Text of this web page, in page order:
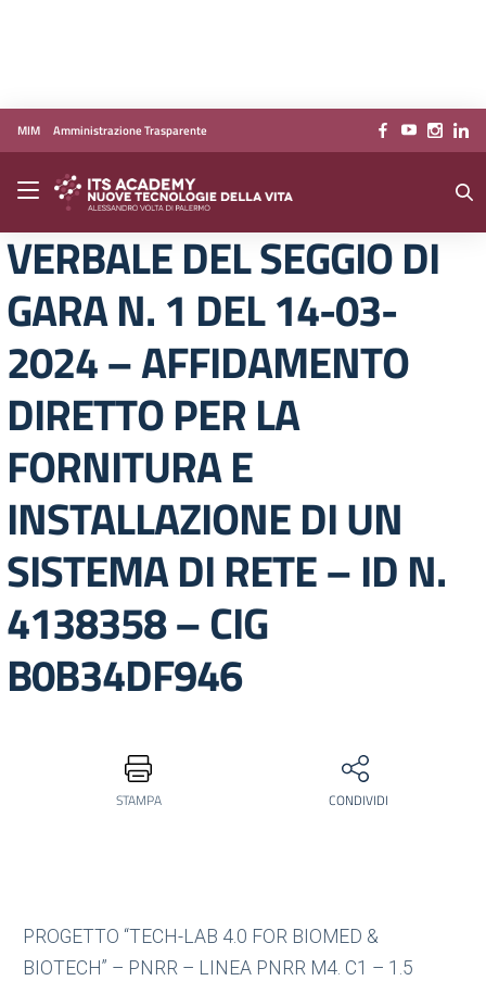
Vai ai contenuti
Vai al menu di navigazione
Vai al footer
MIM Amministrazione Trasparente
VERBALE DEL SEGGIO DI
GARA N. 1 DEL 14-03-
2024 – AFFIDAMENTO
DIRETTO PER LA
FORNITURA E
INSTALLAZIONE DI UN
SISTEMA DI RETE – ID N.
4138358 – CIG
B0B34DF946
STAMPA CONDIVIDI
PROGETTO “TECH-LAB 4.0 FOR BIOMED &
BIOTECH” – PNRR – LINEA PNRR M4. C1 – 1.5